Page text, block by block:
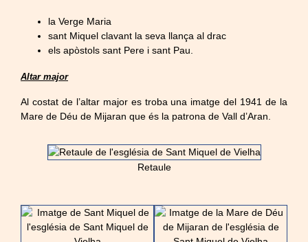
la Verge Maria
sant Miquel clavant la seva llança al drac
els apòstols sant Pere i sant Pau.
Altar major
Al costat de l’altar major es troba una imatge del 1941 de la
Mare de Déu de Mijaran que és la patrona de Vall d’Aran.
Retaule